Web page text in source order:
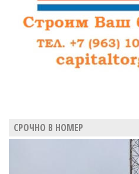
СРОЧНО В НОМЕР